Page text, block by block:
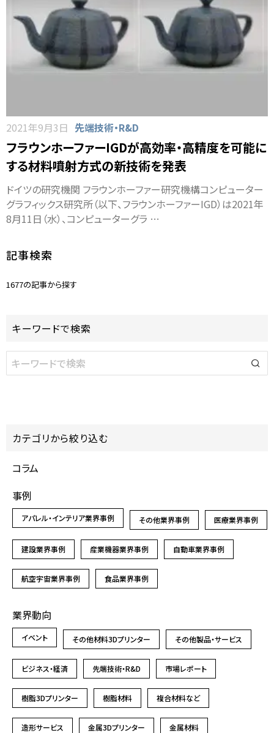
2021年9月3日 先端技術・R&D
フラウンホーファーIGDが高効率・高精度を可能に
する材料噴射方式の新技術を発表
ドイツの研究機関 フラウンホーファー研究機構コンピューター
グラフィックス研究所（以下、フラウンホーファーIGD）は2021年
8月11日（水）、コンピューターグラ …
記事検索
1677の記事から探す
キーワードで検索
カテゴリから絞り込む
コラム
事例
アパレル・インテリア業界事例 その他業界事例 医療業界事例
建設業界事例 産業機器業界事例 自動車業界事例
航空宇宙業界事例 食品業界事例
業界動向
イベント その他材料3Dプリンター その他製品・サービス
ビジネス・経済 先端技術・R&D 市場レポート
樹脂3Dプリンター 樹脂材料 複合材料など
造形サービス 金属3Dプリンター 金属材料